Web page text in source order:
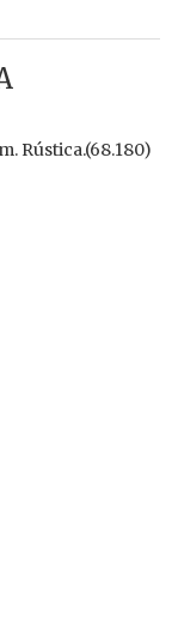
Rústica.(68.180)